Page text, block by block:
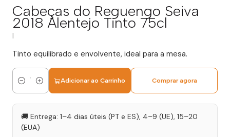
Cabeças do Reguengo Seiva
2018 Alentejo Tinto 75cl
Tinto equilibrado e envolvente, ideal para a mesa.
Quantidade
Adicionar ao Carrinho Comprar agora
🚚 Entrega: 1–4 dias úteis (PT e ES), 4–9 (UE), 15–20
(EUA)